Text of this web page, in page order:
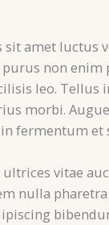
amet luctus
non enim
leo. Tellus
morbi.
fermentum et
vitae
nulla